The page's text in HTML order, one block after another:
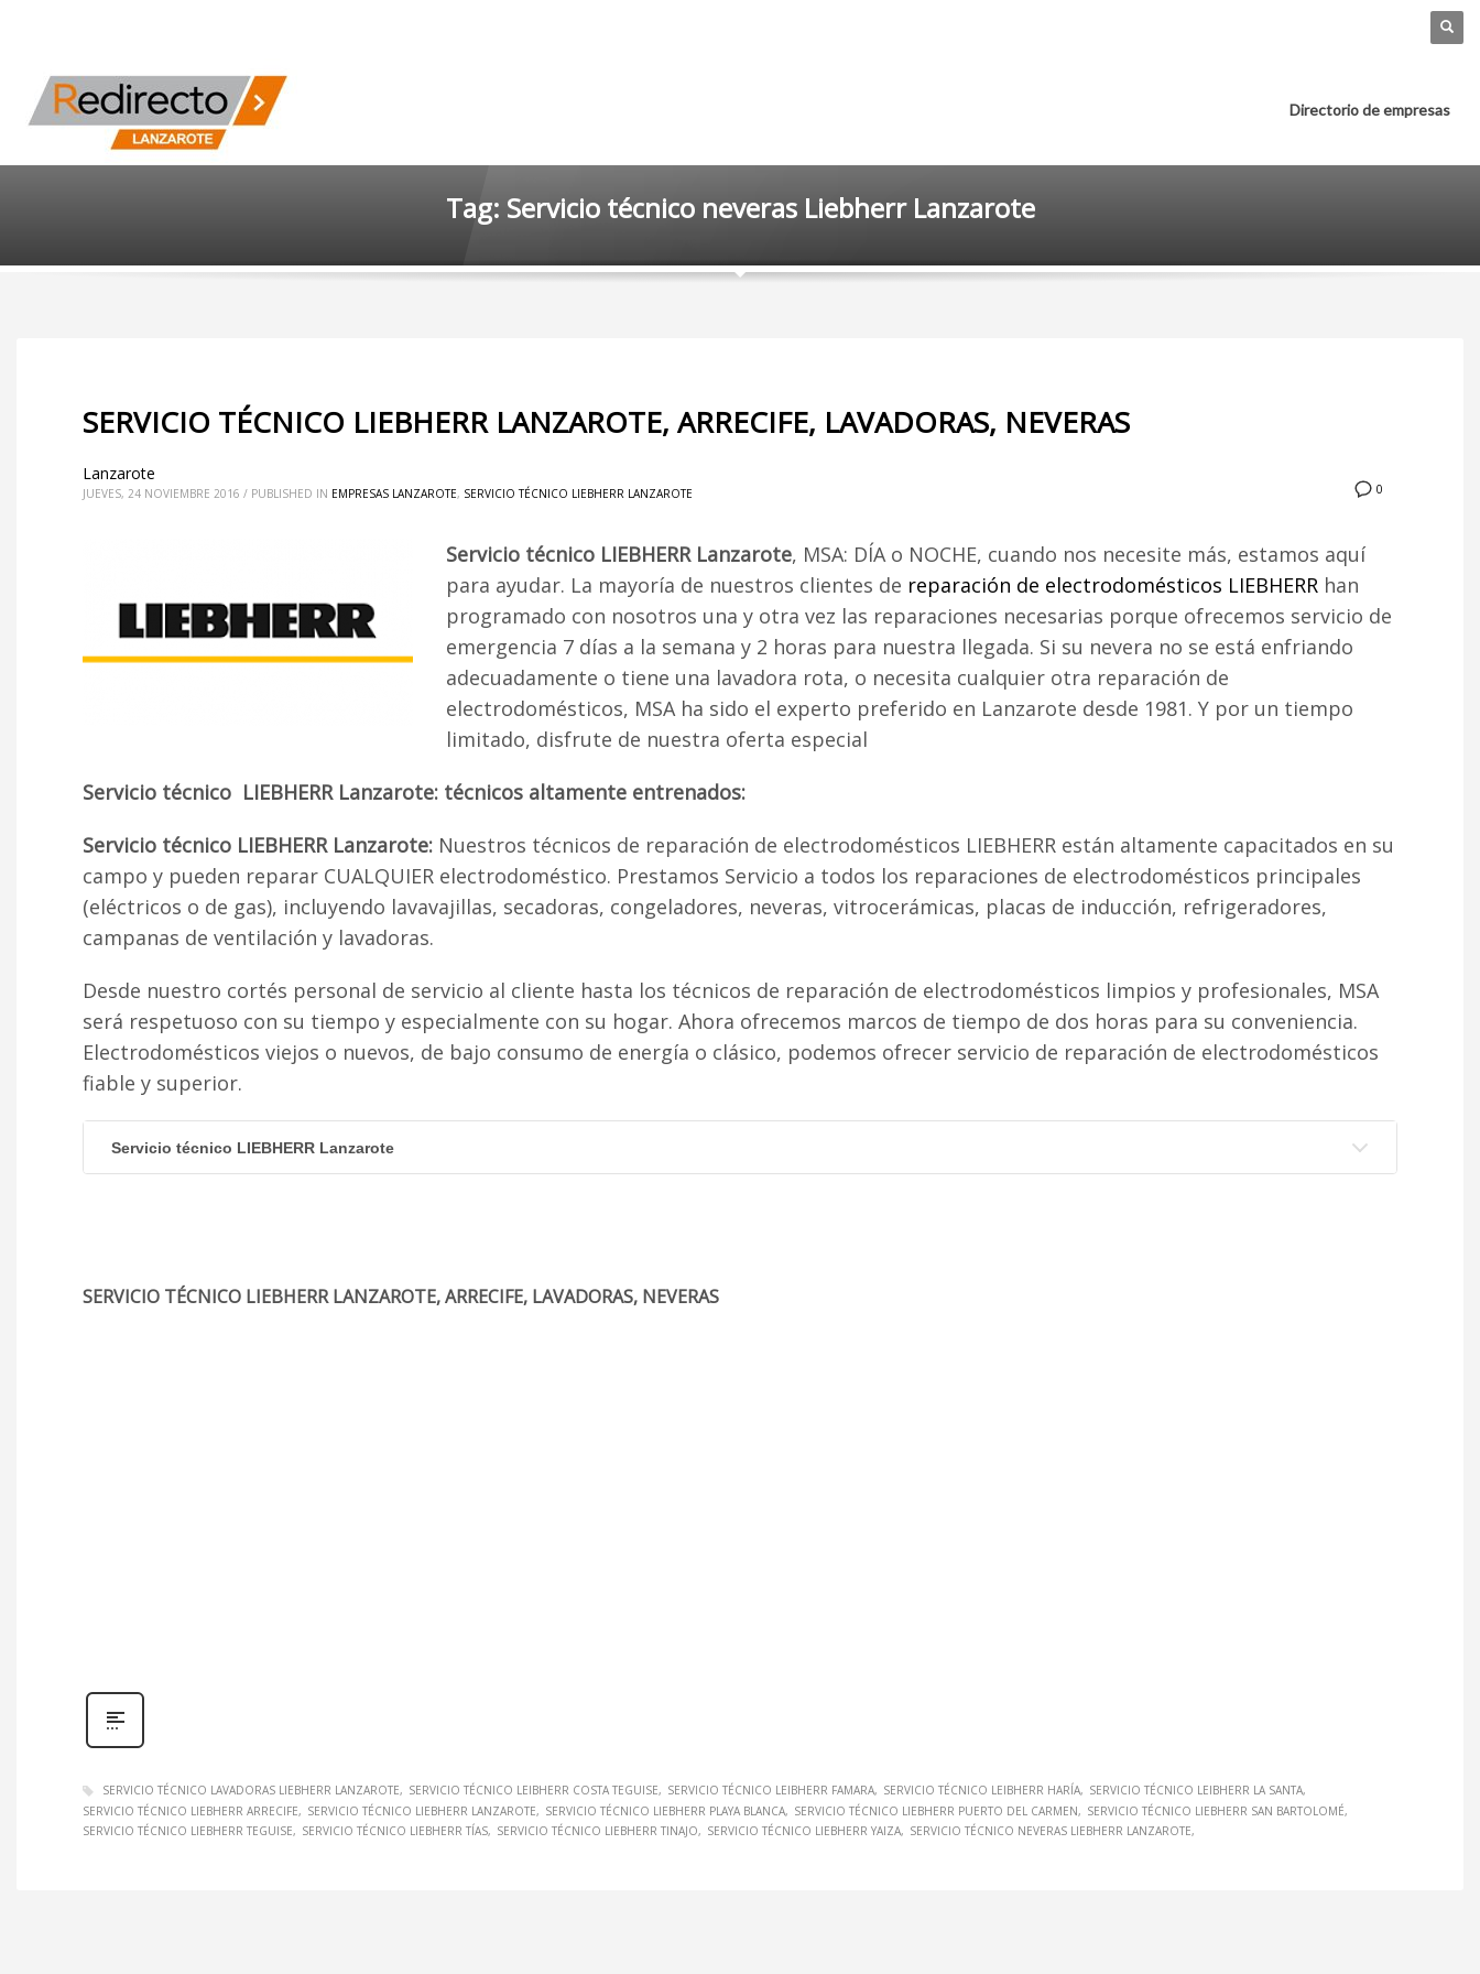
Directorio de empresas
Tag: Servicio técnico neveras Liebherr Lanzarote
SERVICIO TÉCNICO LIEBHERR LANZAROTE, ARRECIFE, LAVADORAS, NEVERAS
0
Lanzarote
JUEVES, 24 NOVIEMBRE 2016 / PUBLISHED IN EMPRESAS LANZAROTE, SERVICIO TÉCNICO LIEBHERR LANZAROTE
Servicio técnico LIEBHERR Lanzarote, MSA: DÍA o NOCHE, cuando nos necesite más, estamos aquí
para ayudar. La mayoría de nuestros clientes de reparación de electrodomésticos LIEBHERR han
programado con nosotros una y otra vez las reparaciones necesarias porque ofrecemos servicio de
emergencia 7 días a la semana y 2 horas para nuestra llegada. Si su nevera no se está enfriando
adecuadamente o tiene una lavadora rota, o necesita cualquier otra reparación de
electrodomésticos, MSA ha sido el experto preferido en Lanzarote desde 1981. Y por un tiempo
limitado, disfrute de nuestra oferta especial
Servicio técnico LIEBHERR Lanzarote: técnicos altamente entrenados:
Servicio técnico LIEBHERR Lanzarote: Nuestros técnicos de reparación de electrodomésticos LIEBHERR están altamente capacitados en su
campo y pueden reparar CUALQUIER electrodoméstico. Prestamos Servicio a todos los reparaciones de electrodomésticos principales
(eléctricos o de gas), incluyendo lavavajillas, secadoras, congeladores, neveras, vitrocerámicas, placas de inducción, refrigeradores,
campanas de ventilación y lavadoras.
Desde nuestro cortés personal de servicio al cliente hasta los técnicos de reparación de electrodomésticos limpios y profesionales, MSA
será respetuoso con su tiempo y especialmente con su hogar. Ahora ofrecemos marcos de tiempo de dos horas para su conveniencia.
Electrodomésticos viejos o nuevos, de bajo consumo de energía o clásico, podemos ofrecer servicio de reparación de electrodomésticos
fiable y superior.
Servicio técnico LIEBHERR Lanzarote
SERVICIO TÉCNICO LIEBHERR LANZAROTE, ARRECIFE, LAVADORAS, NEVERAS
SERVICIO TÉCNICO LAVADORAS LIEBHERR LANZAROTE SERVICIO TÉCNICO LEIBHERR COSTA TEGUISE SERVICIO TÉCNICO LEIBHERR FAMARA SERVICIO TÉCNICO LEIBHERR HARÍA
SERVICIO TÉCNICO LEIBHERR LA SANTA
SERVICIO TÉCNICO LIEBHERR ARRECIFE
SERVICIO TÉCNICO LIEBHERR LANZAROTE SERVICIO TÉCNICO LIEBHERR PLAYA BLANCA SERVICIO TÉCNICO LIEBHERR PUERTO DEL CARMEN
SERVICIO TÉCNICO LIEBHERR SAN BARTOLOMÉ
SERVICIO TÉCNICO LIEBHERR TEGUISE
SERVICIO TÉCNICO LIEBHERR TÍAS SERVICIO TÉCNICO LIEBHERR TINAJO SERVICIO TÉCNICO LIEBHERR YAIZA SERVICIO TÉCNICO NEVERAS LIEBHERR LANZAROTE